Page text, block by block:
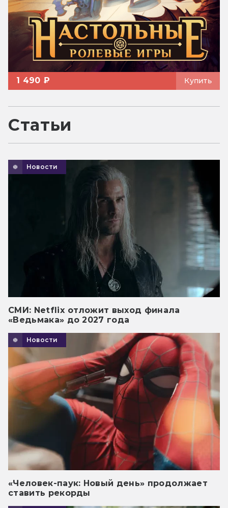
1 490 ₽ Купить
Статьи
Новости
СМИ: Netflix отложит выход финала
«Ведьмака» до 2027 года
Новости
«Человек-паук: Новый день» продолжает
ставить рекорды